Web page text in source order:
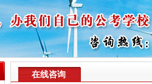
在线咨询